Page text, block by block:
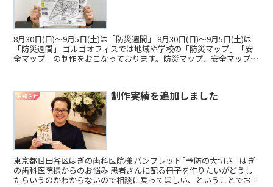
8月30日(日)〜9月5日(土)は「防災週間」 8月30日(日)〜9月5日(土)は
「防災週間」 ゴルゴオフィスでは地域や学校の「防災マップ」「安
全マップ」の制作をおこなっております。防災マップ、安全マップ作
お知らせ 制作実績を追加しました
東京都世田谷区はぎの歯科医院様 パンフレット｢予防の大切さ｣ はぎ
の歯科医院様からのお悩み 患者さんに配る冊子を作りたいがどうし
たらいうのかわからないので相談に乗ってほしい、ということでお伺